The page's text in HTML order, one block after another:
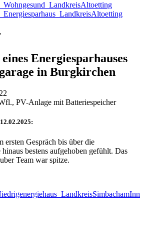
Energiesparhauses
in Burgkirchen
PV-Anlage mit Batteriespeicher
ersten Gespräch bis über die
hinaus bestens aufgehoben gefühlt. Das
Team war spitze.